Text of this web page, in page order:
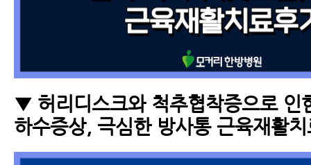
▼ 허리디스크와 척추협착증으로 인
하수증상, 극심한 방사통 근육재활